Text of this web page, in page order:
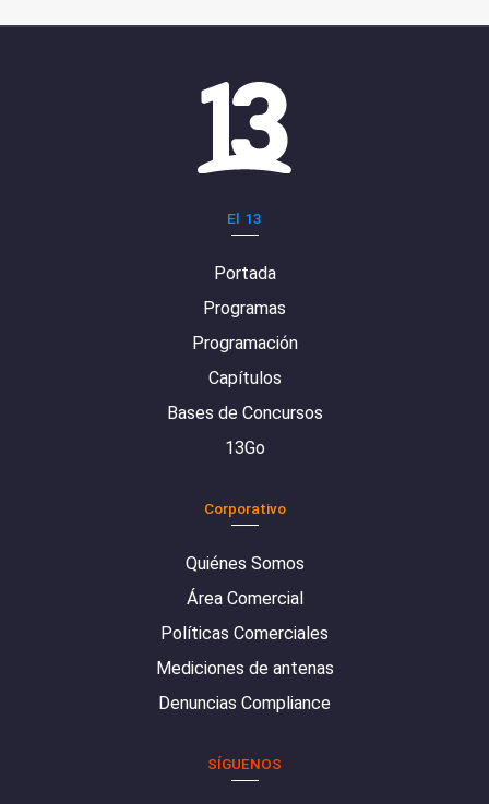
El 13
Portada
Programas
Programación
Capítulos
Bases de Concursos
13Go
Corporativo
Quiénes Somos
Área Comercial
Políticas Comerciales
Mediciones de antenas
Denuncias Compliance
SÍGUENOS